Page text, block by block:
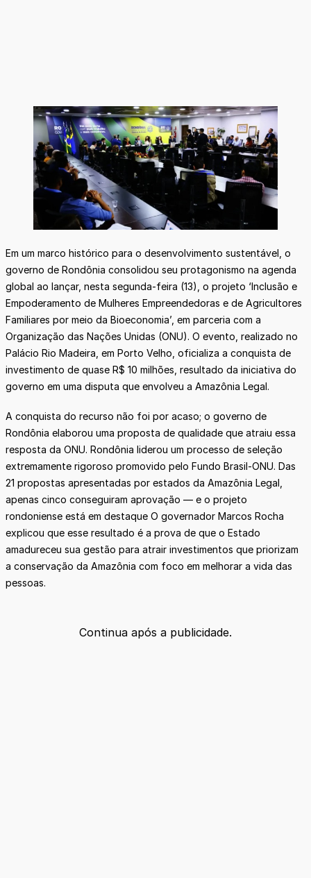
Em um marco histórico para o desenvolvimento sustentável, o
governo de Rondônia consolidou seu protagonismo na agenda
global ao lançar, nesta segunda-feira (13), o projeto ‘Inclusão e
Empoderamento de Mulheres Empreendedoras e de Agricultores
Familiares por meio da Bioeconomia’, em parceria com a
Organização das Nações Unidas (ONU). O evento, realizado no
Palácio Rio Madeira, em Porto Velho, oficializa a conquista de
investimento de quase R$ 10 milhões, resultado da iniciativa do
governo em uma disputa que envolveu a Amazônia Legal.
A conquista do recurso não foi por acaso; o governo de
Rondônia elaborou uma proposta de qualidade que atraiu essa
resposta da ONU. Rondônia liderou um processo de seleção
extremamente rigoroso promovido pelo Fundo Brasil-ONU. Das
21 propostas apresentadas por estados da Amazônia Legal,
apenas cinco conseguiram aprovação — e o projeto
rondoniense está em destaque O governador Marcos Rocha
explicou que esse resultado é a prova de que o Estado
amadureceu sua gestão para atrair investimentos que priorizam
a conservação da Amazônia com foco em melhorar a vida das
pessoas.
Continua após a publicidade.